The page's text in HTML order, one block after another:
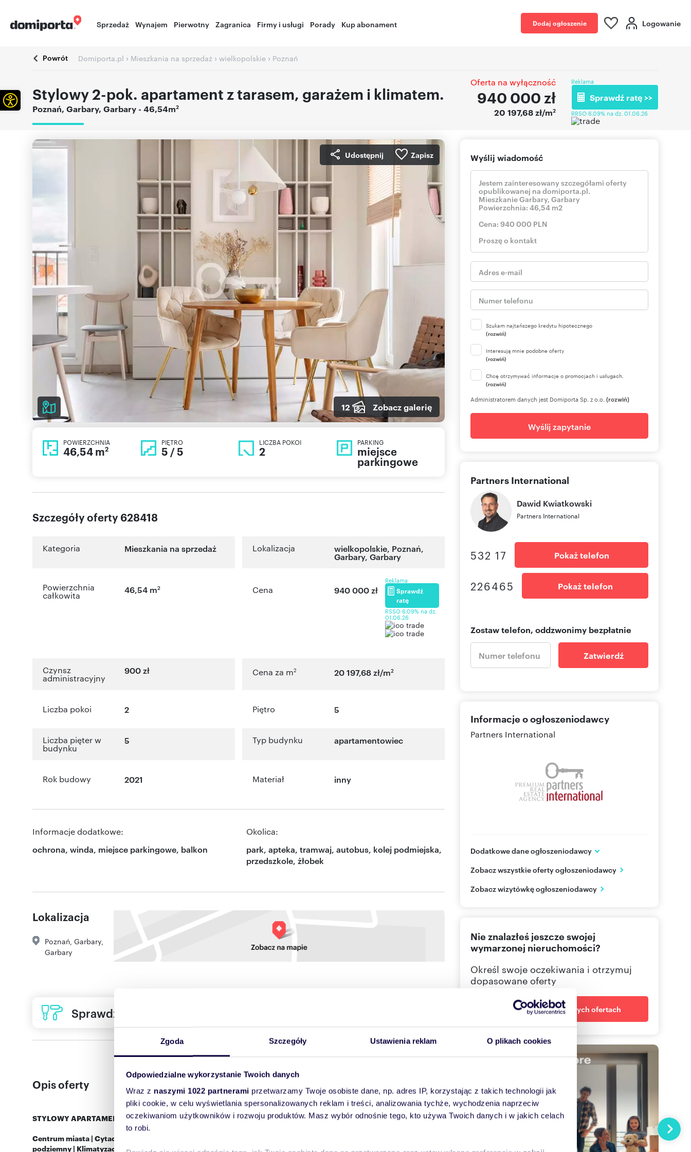
Zgoda Szczegóły Ustawienia reklam O plikach cookies
Odpowiedzialne wykorzystanie Twoich danych
Wraz z naszymi 1022 partnerami przetwarzamy Twoje osobiste dane, np. adres IP, korzystając z takich technologii jak
pliki cookie, w celu wyświetlania spersonalizowanych reklam i treści, analizowania tychże, wychodzenia naprzeciw
oczekiwaniom użytkowników i rozwoju produktów. Masz wybór odnośnie tego, kto używa Twoich danych i w jakich celach
to robi.
Sprzedaż Wynajem Pierwotny Zagranica Firmy i usługi Porady Kup abonament Dodaj ogłoszenie Logowanie
Powrót Domiporta.pl › Mieszkania na sprzedaż › wielkopolskie › Poznań
Stylowy 2-pok. apartament z tarasem, garażem i klimatem.
Poznań, Garbary, Garbary - 46,54m2
Oferta na wyłączność
940 000 zł
20 197,68 zł/m2
Reklama
Sprawdź ratę >>
RRSO 6,09% na dz. 01.06.26
Udostępnij Zapisz
12 Zobacz galerię
POWIERZCHNIA
46,54 m2
PIĘTRO
5 / 5
LICZBA POKOI
2
PARKING
miejsce
parkingowe
Szczegóły oferty 628418
Kategoria Mieszkania na sprzedaż Lokalizacja wielkopolskie, Poznań,
Garbary,Garbary
Powierzchnia
całkowita
46,54 m2 Cena 940 000 zł
Reklama
Sprawdź
ratę
RSSO 6,09% na dz.
01.06.26
Czynsz
administracyjny
900 zł Cena za m2 20 197,68 zł/m2
Liczba pokoi 2 Piętro 5
Liczba pięter w
budynku
5 Typ budynku apartamentowiec
Rok budowy 2021 Materiał inny
Informacje dodatkowe:
ochrona, winda, miejsce parkingowe, balkon
Okolica:
park, apteka, tramwaj, autobus, kolej podmiejska,
przedszkole, żłobek
Lokalizacja
Poznań, Garbary,
Garbary
Sprawdź ofertę usług remontowych
Opis oferty
STYLOWY APARTAMENT W CENTRUM POZNANIA - REALNE ZDJĘCIA.
Centrum miasta | Cytadela | blisko Warty | ostatnie piętro | standard premium
podziemny | Klimatyzacja
Wyślij wiadomość
Szukam najtańszego kredytu hipotecznego
(rozwiń)
Interesują mnie podobne oferty
(rozwiń)
Chcę otrzymywać informacje o promocjach i usługach.
(rozwiń)
Administratorem danych jest Domiporta Sp. z o.o. (rozwiń)
Wyślij zapytanie
Partners International
Dawid Kwiatkowski
Partners International
532 17 Pokaż telefon
226465 Pokaż telefon
Zostaw telefon, oddzwonimy bezpłatnie
Zatwierdź
Informacje o ogłoszeniodawcy
Partners International
Dodatkowe dane ogłoszeniodawcy
Warszawa
PL
226465 Pokaż telefon
Zobacz wszystkie oferty ogłoszeniodawcy
Zobacz wizytówkę ogłoszeniodawcy
Nie znalazłeś jeszcze swojej
wymarzonej nieruchomości?
Określ swoje oczekiwania i otrzymuj
dopasowane oferty
Powiadom o nowych ofertach
Otwórz pasek narzędzi